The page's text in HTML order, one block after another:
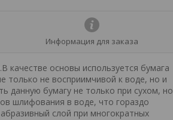
Информация для заказа
основы используется бумага
только не восприимчивой к воде, но и
данную бумагу не только при сухом, но
шлифования в воде, что гораздо
слой при многократных